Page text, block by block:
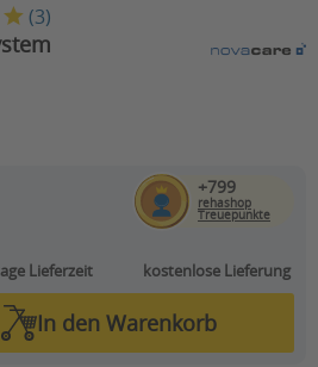
(3)
+799
rehashop
Treuepunkte
Lieferzeit kostenlose Lieferung
In den Warenkorb